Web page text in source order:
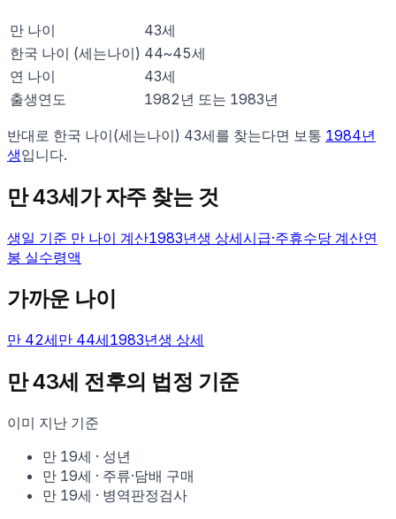
만 나이 43세
한국 나이 (세는나이) 44~45세
연 나이
43세
출생연도
1982년 또는 1983년
반대로 한국 나이(세는나이) 43세를 찾는다면 보통 1984년
생입니다.
만43세가 자주 찾는 것
생일 기준 만 나이 계산1983년생 상세시급·주휴수당 계산연
봉 실수령액
가까운 나이
만 42세만 44세1983년생 상세
만43세 전후의 법정 기준
이미 지난 기준
만 19세 · 성년
만 19세 · 주류·담배 구매
만 19세 · 병역판정검사